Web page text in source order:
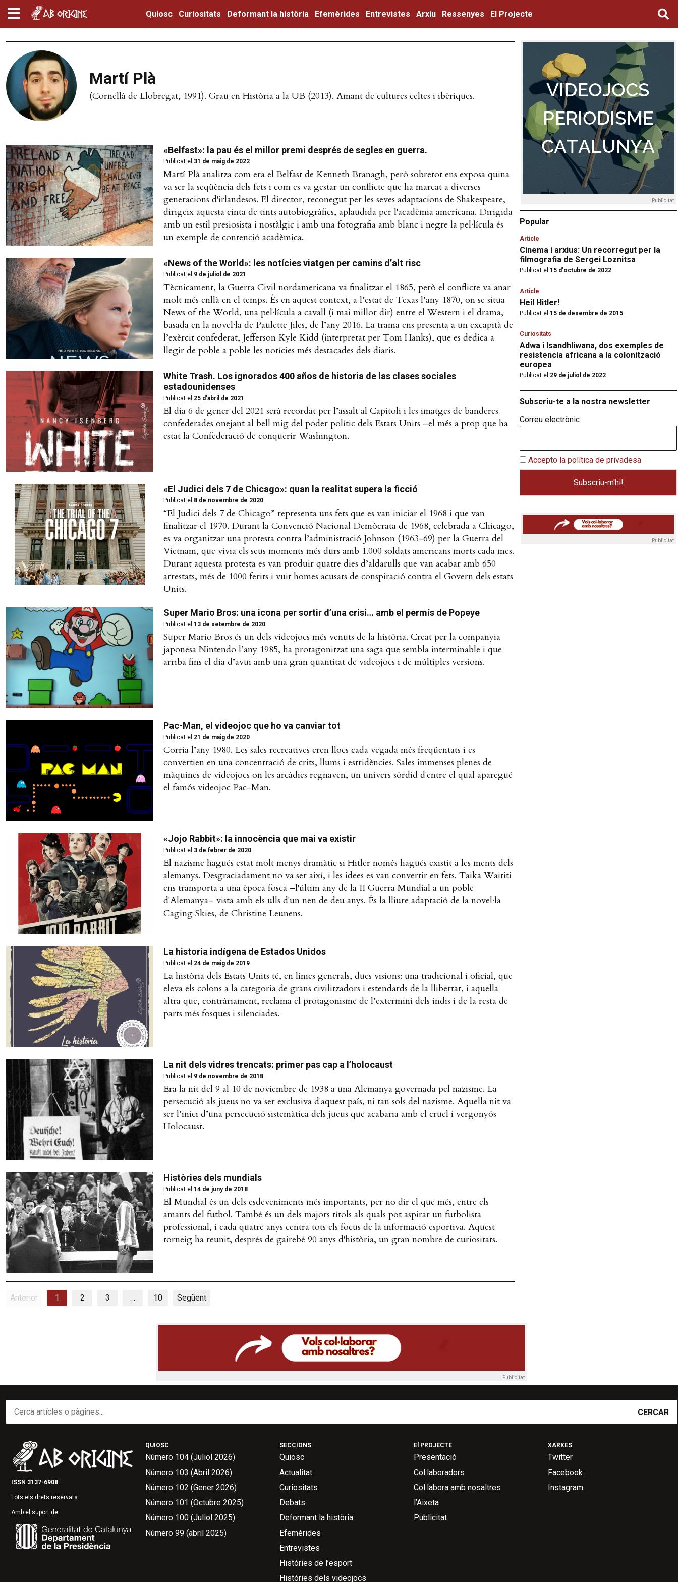
Quiosc Curiositats Deformant la història Efemèrides Entrevistes Arxiu Ressenyes El Projecte
Martí Plà
(Cornellà de Llobregat, 1991). Grau en Història a la UB (2013). Amant de cultures celtes i ibèriques.
«Belfast»: la pau és el millor premi després de segles en guerra.
Publicat el 31 de maig de 2022
Martí Plà analitza com era el Belfast de Kenneth Branagh, però sobretot ens exposa quina
va ser la seqüència dels fets i com es va gestar un conflicte que ha marcat a diverses
generacions d'irlandesos. El director, reconegut per les seves adaptacions de Shakespeare,
dirigeix aquesta cinta de tints autobiogràfics, aplaudida per l'acadèmia americana. Dirigida
amb un estil presiosista i nostàlgic i amb una fotografia amb blanc i negre la pel·lícula és
un exemple de contenció acadèmica.
«News of the World»: les notícies viatgen per camins d’alt risc
Publicat el 9 de juliol de 2021
Tècnicament, la Guerra Civil nordamericana va finalitzar el 1865, però el conflicte va anar
molt més enllà en el temps. És en aquest context, a l’estat de Texas l’any 1870, on se situa
News of the World, una pel·lícula a cavall (i mai millor dir) entre el Western i el drama,
basada en la novel·la de Paulette Jiles, de l’any 2016. La trama ens presenta a un excapità de
l’exèrcit confederat, Jefferson Kyle Kidd (interpretat per Tom Hanks), que es dedica a
llegir de poble a poble les notícies més destacades dels diaris.
White Trash. Los ignorados 400 años de historia de las clases sociales
estadounidenses
Publicat el 25 d'abril de 2021
El dia 6 de gener del 2021 serà recordat per l’assalt al Capitoli i les imatges de banderes
confederades onejant al bell mig del poder polític dels Estats Units –el més a prop que ha
estat la Confederació de conquerir Washington.
«El Judici dels 7 de Chicago»: quan la realitat supera la ficció
Publicat el 8 de novembre de 2020
“El Judici dels 7 de Chicago” representa uns fets que es van iniciar el 1968 i que van
finalitzar el 1970. Durant la Convenció Nacional Demòcrata de 1968, celebrada a Chicago,
es va organitzar una protesta contra l’administració Johnson (1963-69) per la Guerra del
Vietnam, que vivia els seus moments més durs amb 1.000 soldats americans morts cada mes.
Durant aquesta protesta es van produir quatre dies d’aldarulls que van acabar amb 650
arrestats, més de 1000 ferits i vuit homes acusats de conspiració contra el Govern dels estats
Units.
Super Mario Bros: una icona per sortir d’una crisi… amb el permís de Popeye
Publicat el 13 de setembre de 2020
Super Mario Bros és un dels videojocs més venuts de la història. Creat per la companyia
japonesa Nintendo l’any 1985, ha protagonitzat una saga que sembla interminable i que
arriba fins el dia d’avui amb una gran quantitat de videojocs i de múltiples versions.
Pac-Man, el videojoc que ho va canviar tot
Publicat el 21 de maig de 2020
Corria l’any 1980. Les sales recreatives eren llocs cada vegada més freqüentats i es
convertien en una concentració de crits, llums i estridències. Sales immenses plenes de
màquines de videojocs on les arcàdies regnaven, un univers sòrdid d'entre el qual aparegué
el famós videojoc Pac-Man.
«Jojo Rabbit»: la innocència que mai va existir
Publicat el 3 de febrer de 2020
El nazisme hagués estat molt menys dramàtic si Hitler només hagués existit a les ments dels
alemanys. Desgraciadament no va ser així, i les idees es van convertir en fets. Taika Waititi
ens transporta a una època fosca –l'últim any de la II Guerra Mundial a un poble
d'Alemanya– vista amb els ulls d'un nen de deu anys. És la lliure adaptació de la novel·la
Caging Skies, de Christine Leunens.
La historia indígena de Estados Unidos
Publicat el 24 de maig de 2019
La història dels Estats Units té, en línies generals, dues visions: una tradicional i oficial, que
eleva els colons a la categoria de grans civilitzadors i estendards de la llibertat, i aquella
altra que, contràriament, reclama el protagonisme de l’extermini dels indis i de la resta de
parts més fosques i silenciades.
La nit dels vidres trencats: primer pas cap a l’holocaust
Publicat el 9 de novembre de 2018
Era la nit del 9 al 10 de noviembre de 1938 a una Alemanya governada pel nazisme. La
persecució als jueus no va ser exclusiva d'aquest país, ni tan sols del nazisme. Aquella nit va
ser l’inici d’una persecució sistemàtica dels jueus que acabaria amb el cruel i vergonyós
Holocaust.
Històries dels mundials
Publicat el 14 de juny de 2018
El Mundial és un dels esdeveniments més importants, per no dir el que més, entre els
amants del futbol. També és un dels majors títols als quals pot aspirar un futbolista
professional, i cada quatre anys centra tots els focus de la informació esportiva. Aquest
torneig ha reunit, després de gairebé 90 anys d'història, un gran nombre de curiositats.
Anterior 1 2 3 … 10 Següent
Publicitat
Popular
Article
Cinema i arxius: Un recorregut per la
filmografia de Sergei Loznitsa
Publicat el 15 d'octubre de 2022
Article
Heil Hitler!
Publicat el 15 de desembre de 2015
Curiositats
Adwa i Isandhliwana, dos exemples de
resistencia africana a la colonització
europea
Publicat el 29 de juliol de 2022
Subscriu-te a la nostra newsletter
Correu electrònic
Accepto la política de privadesa
Publicitat
Publicitat
CERCAR
ISSN 3137-6908
Tots els drets reservats
Amb el suport de
QUIOSC
Número 104 (Juliol 2026)
Número 103 (Abril 2026)
Número 102 (Gener 2026)
Número 101 (Octubre 2025)
Número 100 (Juliol 2025)
Número 99 (abril 2025)
SECCIONS
Quiosc
Actualitat
Curiositats
Debats
Deformant la història
Efemèrides
Entrevistes
Històries de l’esport
Històries dels videojocs
El PROJECTE
Presentació
Col·laboradors
Col·labora amb nosaltres
l’Aixeta
Publicitat
XARXES
Twitter
Facebook
Instagram